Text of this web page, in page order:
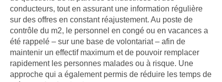
conducteurs, tout en assurant une information régulière
sur des offres en constant réajustement. Au poste de
contrôle du m2, le personnel en congé ou en vacances a
été rappelé – sur une base de volontariat – afin de
maintenir un effectif maximum et de pouvoir remplacer
rapidement les personnes malades ou à risque. Une
approche qui a également permis de réduire les temps de